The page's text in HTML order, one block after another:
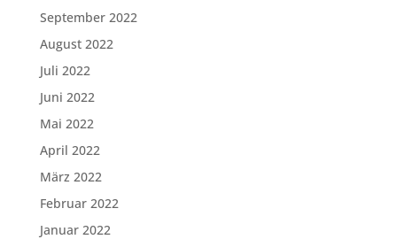
September 2022
August 2022
Juli 2022
Juni 2022
Mai 2022
April 2022
März 2022
Februar 2022
Januar 2022